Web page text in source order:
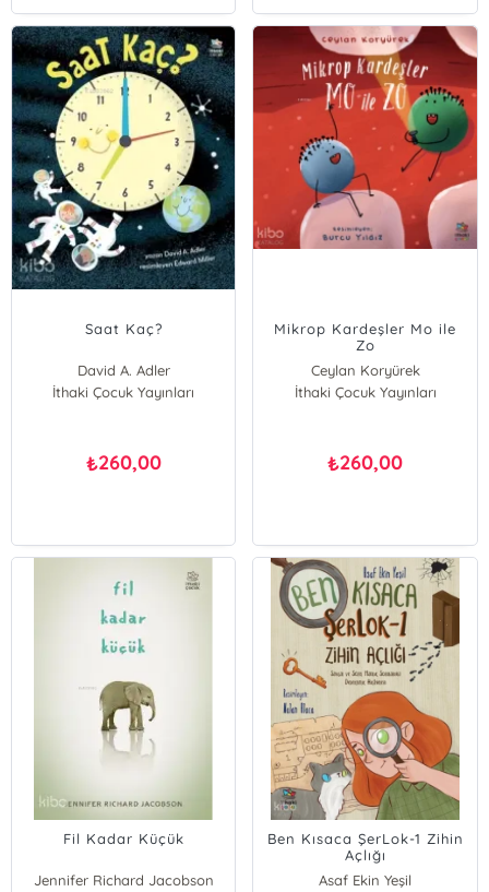
Saat Kaç?
David A. Adler
İthaki Çocuk Yayınları
₺260,00
Mikrop Kardeşler Mo ile
Zo
Ceylan Koryürek
İthaki Çocuk Yayınları
₺260,00
Fil Kadar Küçük
Jennifer Richard Jacobson
Ben Kısaca ŞerLok-1 Zihin
Açlığı
Asaf Ekin Yeşil